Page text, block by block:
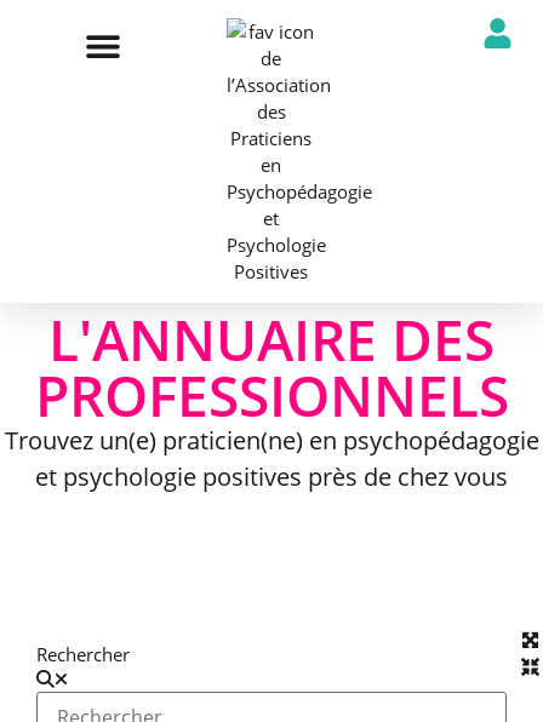
L'ANNUAIRE DES
PROFESSIONNELS
Trouvez un(e) praticien(ne) en psychopédagogie
et psychologie positives près de chez vous
Rechercher